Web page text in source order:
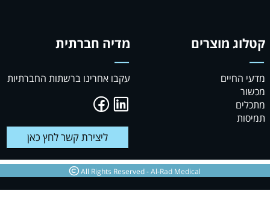
מוצרים מדיה חברתית
עקבו אחרינו ברשתות החברתיות
ליצירת קשר לחץ כאן
All Rights Reserved - Al-Rad Medical